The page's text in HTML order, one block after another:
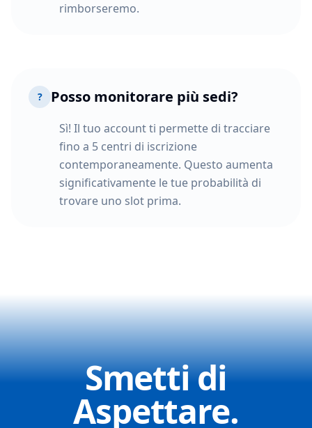
rimborseremo.
? Posso monitorare più sedi?
Sì! Il tuo account ti permette di tracciare
fino a 5 centri di iscrizione
contemporaneamente. Questo aumenta
significativamente le tue probabilità di
trovare uno slot prima.
Smetti di
Aspettare.